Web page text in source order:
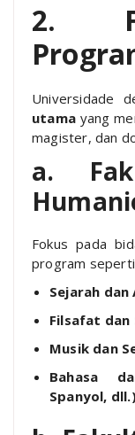
2.
Universidade
utama yang
magister, dan
a.
Fokus pada
program
Sejarah
Filsafat dan
Musik dan
Bahasa
Spanyol,